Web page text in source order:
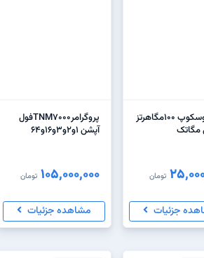
اوسیلوسکوپ ۱۰۰مگاهرتز
تومان
جزئیات
پروگرامرTNM7000فول
آپشن 1و2و3و16و64
105,000,000 تومان
مشاهده جزئیات